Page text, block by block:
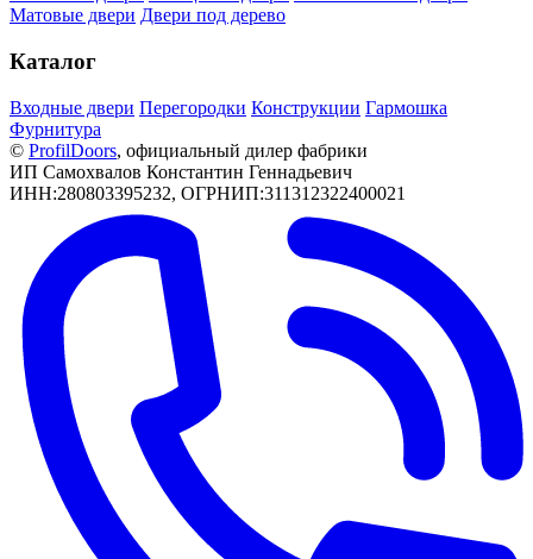
Матовые двери Двери под дерево
Каталог
Входные двери Перегородки Конструкции Гармошка
Фурнитура
© РrofilDoors, официальный дилер фабрики
ИП Самохвалов Константин Геннадьевич
ИНН:280803395232, ОГРНИП:311312322400021